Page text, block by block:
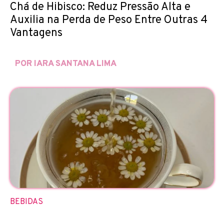
Chá de Hibisco: Reduz Pressão Alta e
Auxilia na Perda de Peso Entre Outras 4
Vantagens
POR IARA SANTANA LIMA
BEBIDAS